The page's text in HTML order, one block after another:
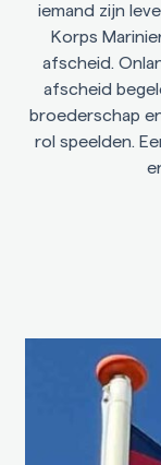
Recensies
Teksten voor
Gedichten voor
Sterrenstilte
iemand zijn
Korps
afscheid.
afscheid
broederschap
rol speelden.